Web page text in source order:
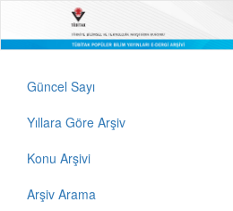
Güncel Sayı
Yıllara Göre Arşiv
Konu Arşivi
Arşiv Arama